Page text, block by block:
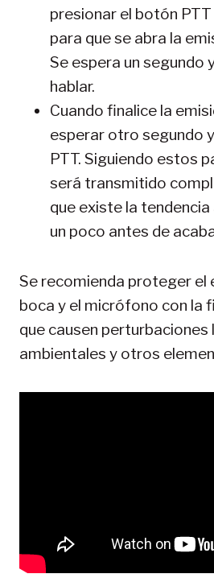
presionar el botón PTT
para que se abra la
Se espera un segundo
hablar.
Cuando finalice la
esperar otro segundo
PTT. Siguiendo estos
será transmitido
que existe la
un poco antes de
Se recomienda proteger el
boca y el micrófono con la
que causen perturbaciones
ambientales y otros